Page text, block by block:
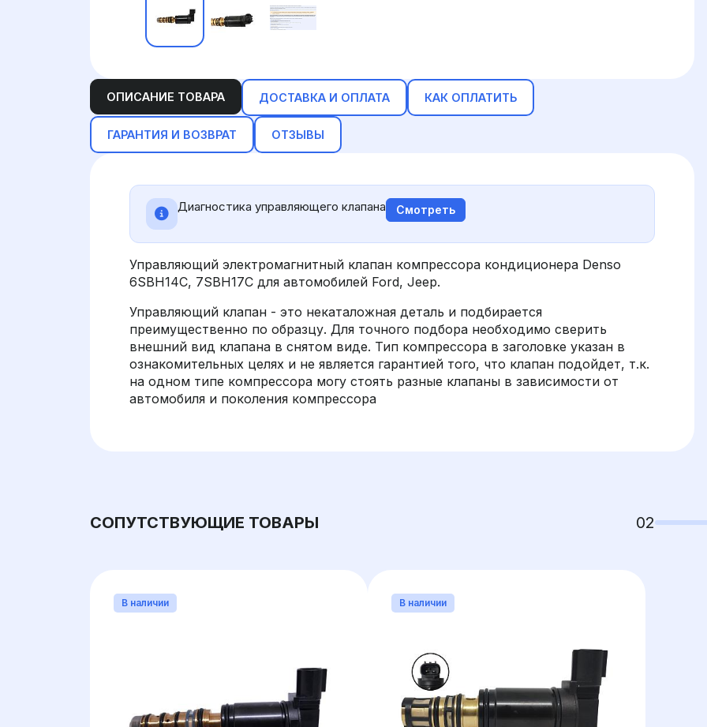
ОПИСАНИЕ ТОВАРА ДОСТАВКА И ОПЛАТА КАК ОПЛАТИТЬ
ГАРАНТИЯ И ВОЗВРАТ ОТЗЫВЫ
Диагностика управляющего клапана Смотреть
Управляющий электромагнитный клапан компрессора кондиционера Denso
6SBH14C, 7SBH17C для автомобилей Ford, Jeep.
Управляющий клапан - это некаталожная деталь и подбирается
преимущественно по образцу. Для точного подбора необходимо сверить
внешний вид клапана в снятом виде. Тип компрессора в заголовке указан в
ознакомительных целях и не является гарантией того, что клапан подойдет, т.к.
на одном типе компрессора могу стоять разные клапаны в зависимости от
автомобиля и поколения компрессора
СОПУТСТВУЮЩИЕ ТОВАРЫ 02
В наличии В наличии